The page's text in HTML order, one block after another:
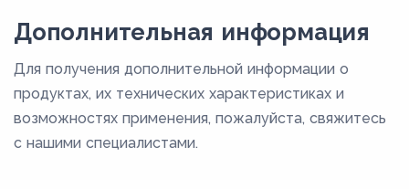
Дополнительная информация
Для получения дополнительной информации о
продуктах, их технических характеристиках и
возможностях применения, пожалуйста, свяжитесь
с нашими специалистами.